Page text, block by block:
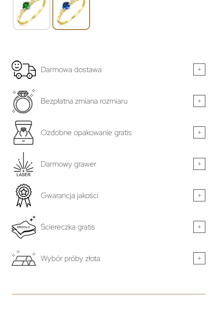
Darmowa dostawa +
Bezpłatna zmiana rozmiaru +
Ozdobne opakowanie gratis +
Darmowy grawer +
Gwarancja jakości +
Ściereczka gratis +
Wybór próby złota +